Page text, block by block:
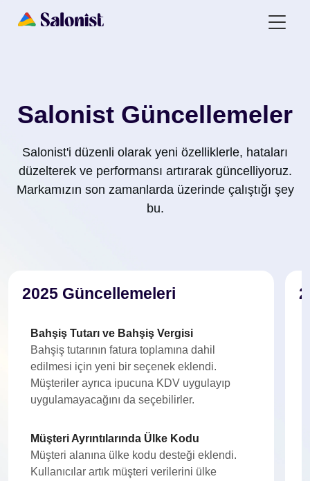
Salonist Güncellemeler
Salonist'i düzenli olarak yeni özelliklerle, hataları
düzelterek ve performansı artırarak güncelliyoruz.
Markamızın son zamanlarda üzerinde çalıştığı şey
bu.
2025 Güncellemeleri
Bahşiş Tutarı ve Bahşiş Vergisi
Bahşiş tutarının fatura toplamına dahil
edilmesi için yeni bir seçenek eklendi.
Müşteriler ayrıca ipucuna KDV uygulayıp
uygulamayacağını da seçebilirler.
Müşteri Ayrıntılarında Ülke Kodu
Müşteri alanına ülke kodu desteği eklendi.
Kullanıcılar artık müşteri verilerini ülke